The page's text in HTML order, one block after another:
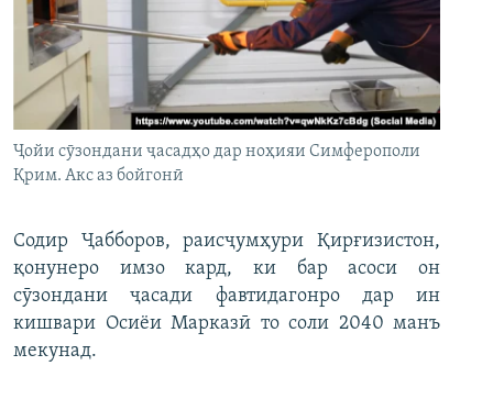
Ҷойи сӯзондани ҷасадҳо дар ноҳияи Симферополи
Қрим. Акс аз бойгонӣ
Содир Ҷабборов, раисҷумҳури Қирғизистон,
қонунеро имзо кард, ки бар асоси он
сӯзондани ҷасади фавтидагонро дар ин
кишвари Осиёи Марказӣ то соли 2040 манъ
мекунад.